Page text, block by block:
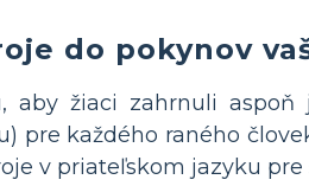
do pokynov
aby žiaci zahrnuli aspoň
pre každého raného
v priateľskom jazyku pre